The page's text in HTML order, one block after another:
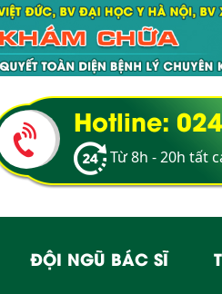
Hotline:
Từ 8h - 20h tất
ĐỘI NGŨ BÁC SĨ